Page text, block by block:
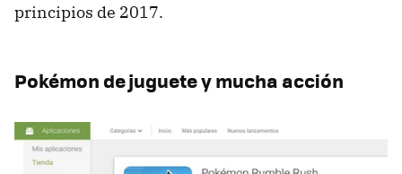
principios de 2017.
Pokémon de juguete y mucha acción